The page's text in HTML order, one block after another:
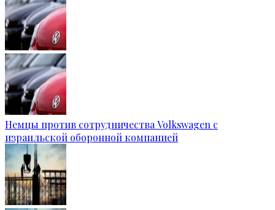
Немцы против сотрудничества Volkswagen с
израильской оборонной компанией